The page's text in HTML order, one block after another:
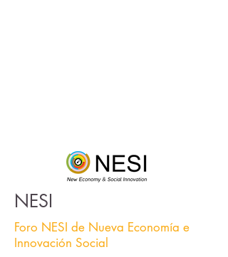
NESI
Foro NESI de Nueva Economía e
Innovación Social